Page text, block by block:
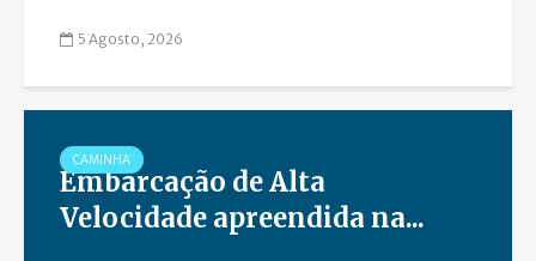
5 Agosto, 2026
CAMINHA
Embarcação de Alta
Velocidade apreendida na...